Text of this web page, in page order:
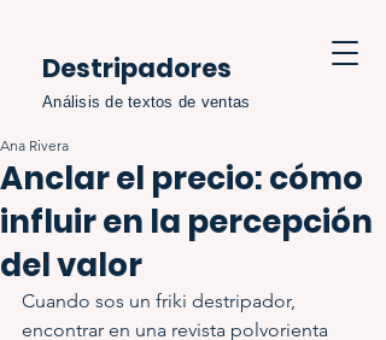
Destripadores
Análisis de textos de ventas
Anclar el precio: cómo
influir en la percepción
del valor
Ana Rivera
Cuando sos un friki destripador,
encontrar en una revista polvorienta